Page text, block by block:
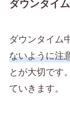
ダウンタイ
ダウンタイム
ないように注
とが大切です
ていきます。